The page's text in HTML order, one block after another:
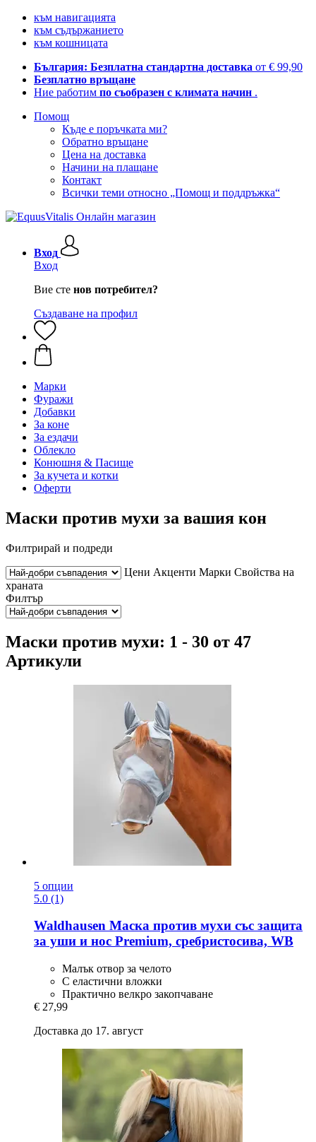
към навигацията
към съдържанието
към кошницата
България: Безплатна стандартна доставка от € 99,90
Безплатно връщане
Ние работим по съобразен с климата начин .
Помощ
Къде е поръчката ми?
Обратно връщане
Цена на доставка
Начини на плащане
Контакт
Всички теми относно „Помощ и поддръжка“
Вход
Вход
Вие сте нов потребител?
Създаване на профил
Марки
Фуражи
Добавки
За коне
За ездачи
Облекло
Конюшня & Пасище
За кучета и котки
Оферти
Маски против мухи за вашия кон
Филтрирай и подреди
Цени Акценти Марки Свойства на
храната
Филтър
Маски против мухи: 1 - 30 от 47
Артикули
5 опции
5.0 (1)
Waldhausen Маска против мухи със защита
за уши и нос Premium, сребристосива, WB
Малък отвор за челото
С еластични вложки
Практично велкро закопчаване
€ 27,99
Доставка до 17. август